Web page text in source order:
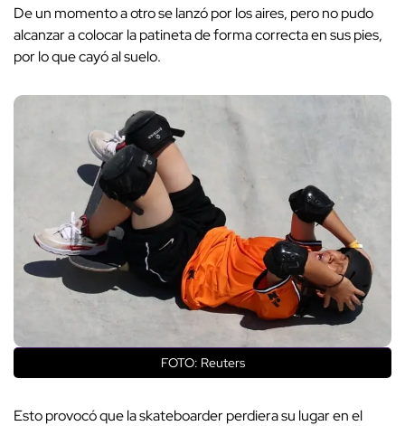
De un momento a otro se lanzó por los aires, pero no pudo
alcanzar a colocar la patineta de forma correcta en sus pies,
por lo que cayó al suelo.
FOTO: Reuters
Esto provocó que la skateboarder perdiera su lugar en el